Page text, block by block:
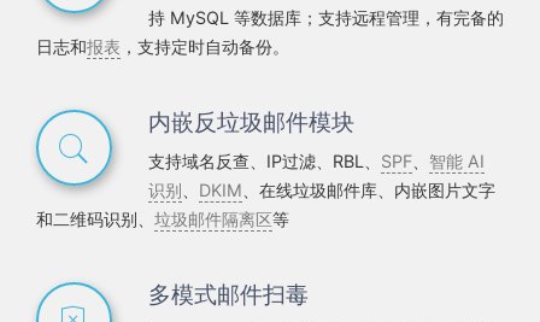
持 MySQL 等数据库；支持远程管理，有完备的
日志和报表 ，支持定时自动备份。
内嵌反垃圾邮件模块
支持域名反查、IP过滤、RBL、 SPF、 智能 AI
识别
DKIM 、在线垃圾邮件库、内嵌图片文字
和二维码识别、 垃圾邮件隔离区等
多模式邮件扫毒